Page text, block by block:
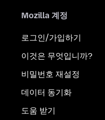
Mozilla 계정
로그인/가입하기
이것은 무엇입니까?
비밀번호 재설정
데이터 동기화
도움 받기